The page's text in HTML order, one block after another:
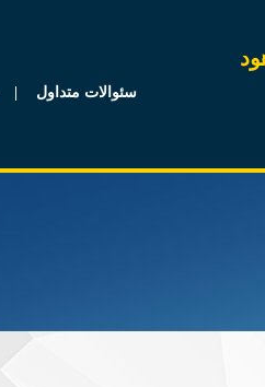
سئوالات متداول